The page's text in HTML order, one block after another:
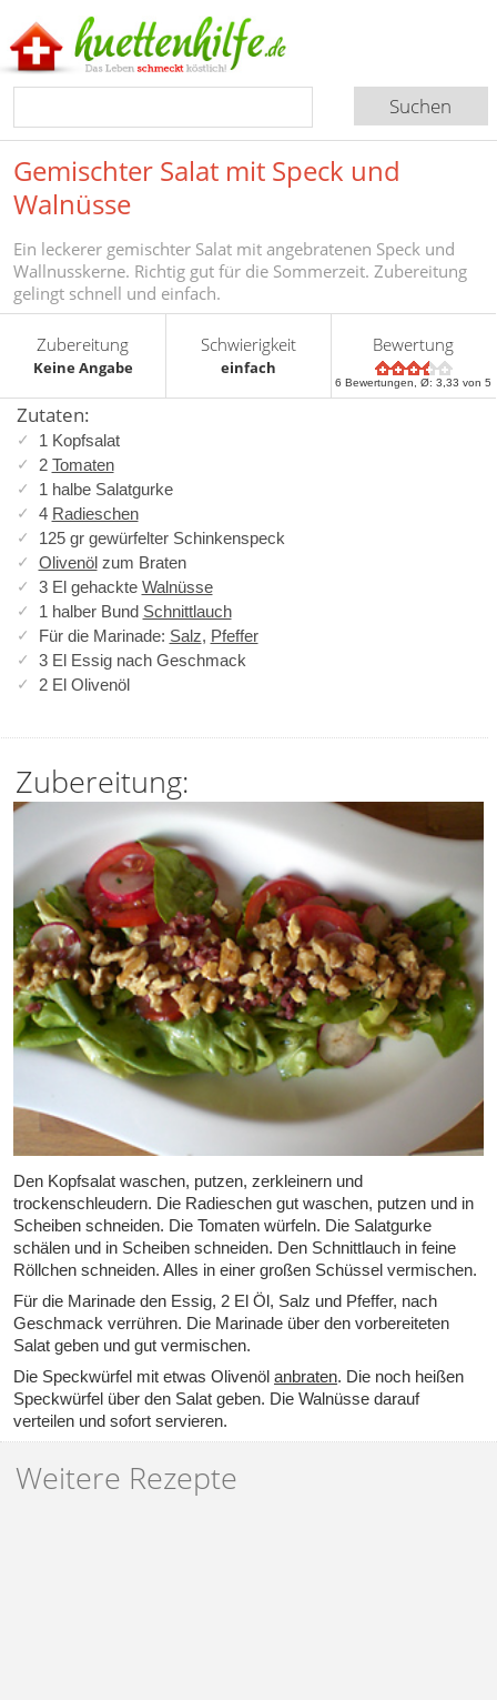
Gemischter Salat mit Speck und
Walnüsse
Ein leckerer gemischter Salat mit angebratenen Speck und
Wallnusskerne. Richtig gut für die Sommerzeit. Zubereitung
gelingt schnell und einfach.
Zubereitung
Keine Angabe
Schwierigkeit
einfach
Bewertung
6 Bewertungen, Ø:3,33 von 5
Zutaten:
1 Kopfsalat
2 Tomaten
1 halbe Salatgurke
4 Radieschen
125 gr gewürfelter Schinkenspeck
Olivenölzum Braten
3 El gehackte Walnüsse
1 halber Bund Schnittlauch
Für die Marinade: Salz, Pfeffer
3 El Essig nach Geschmack
2 El Olivenöl
Zubereitung:
Den Kopfsalat waschen, putzen, zerkleinern und
trockenschleudern. Die Radieschen gut waschen, putzen und in
Scheiben schneiden. Die Tomaten würfeln. Die Salatgurke
schälen und in Scheiben schneiden. Den Schnittlauch in feine
Röllchen schneiden. Alles in einer großen Schüssel vermischen.
Für die Marinade den Essig, 2 El Öl, Salz und Pfeffer, nach
Geschmack verrühren. Die Marinade über den vorbereiteten
Salat geben und gut vermischen.
Die Speckwürfel mit etwas Olivenöl anbraten. Die noch heißen
Speckwürfel über den Salat geben. Die Walnüsse darauf
verteilen und sofort servieren.
Weitere Rezepte